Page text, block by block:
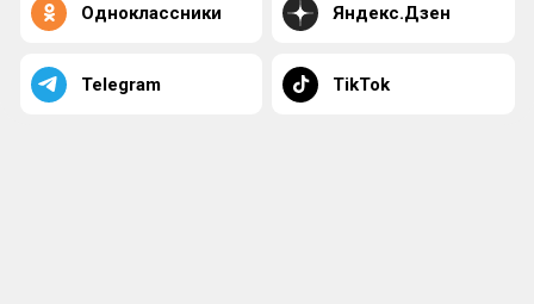
Одноклассники Яндекс.Дзен
Telegram TikTok